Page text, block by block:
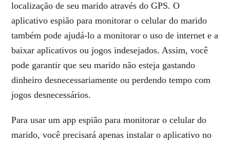
localização de seu marido através do GPS. O
aplicativo espião para monitorar o celular do marido
também pode ajudá-lo a monitorar o uso de internet e a
baixar aplicativos ou jogos indesejados. Assim, você
pode garantir que seu marido não esteja gastando
dinheiro desnecessariamente ou perdendo tempo com
jogos desnecessários.
Para usar um app espião para monitorar o celular do
marido, você precisará apenas instalar o aplicativo no